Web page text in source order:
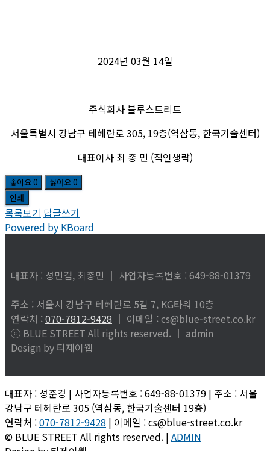
2024년 03월 14일
주식회사 블루스트리트
서울특별시 강남구 테헤란로 305, 19층(역삼동, 한국기술센터)
대표이사 최 종 민 (직인생략)
좋아요0 싫어요0
인쇄
목록보기 답글쓰기
Powered by KBoard
대표자 : 성민겸, 최종민 │ 사업자등록번호 : 649-88-01379
│
│
주소 : 서울시 강남구 테헤란로 5길 7, KG타워 10층
연락처 :070-7812-9428 │ 이메일 : cs@blue-street.co.kr
ⓒ BLUE STREET All rights reserved. │ admin
Design by 티제이웹
대표자 : 성준경 | 사업자등록번호 : 649-88-01379 | 주소 : 서울
강남구 테헤란로 305 (역삼동, 한국기술센터 19층)
연락처 :070-7812-9428 | 이메일 : cs@blue-street.co.kr
© BLUE STREET All rights reserved. | ADMIN